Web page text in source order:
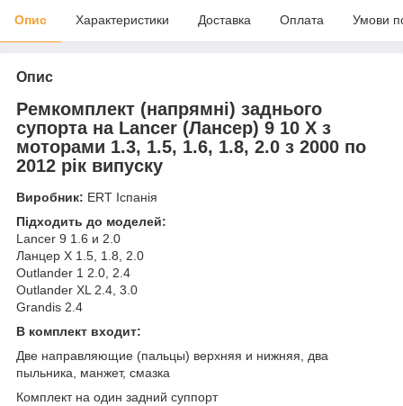
Опис Характеристики Доставка Оплата Умови
Опис
Ремкомплект (напрямні) заднього
супорта на Lancer (Лансер) 9 10 X з
моторами 1.3, 1.5, 1.6, 1.8, 2.0 з 2000 по
2012 рік випуску
Виробник: ERT Іспанія
Підходить до моделей:
Lancer 9 1.6 и 2.0
Ланцер Х 1.5, 1.8, 2.0
Outlander 1 2.0, 2.4
Outlander XL 2.4, 3.0
Grandis 2.4
В комплект входит:
Две направляющие (пальцы) верхняя и нижняя, два
пыльника, манжет, смазка
Комплект на один задний суппорт